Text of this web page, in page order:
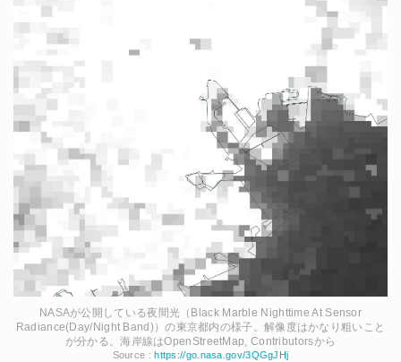
NASAが公開している夜間光（Black Marble Nighttime At Sensor
Radiance(Day/Night Band)）の東京都内の様子。解像度はかなり粗いこと
が分かる。海岸線はOpenStreetMap, Contributorsから
Source :https://go.nasa.gov/3QGgJHj